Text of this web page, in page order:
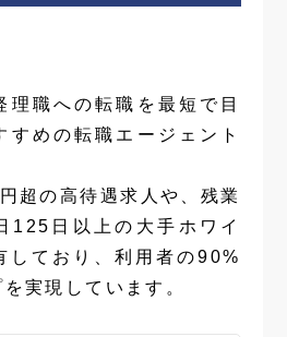
理職への転職を最短で目
すめの転職エージェント
超の高待遇求人や、残業
125日以上の大手ホワイ
しており、利用者の90%
実現しています。